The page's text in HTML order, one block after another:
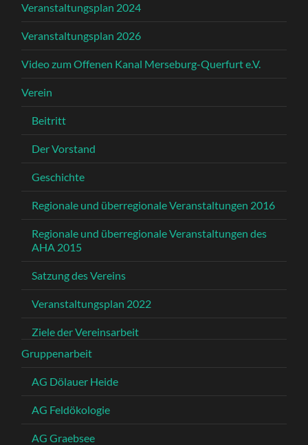
Veranstaltungsplan 2024
Veranstaltungsplan 2026
Video zum Offenen Kanal Merseburg-Querfurt e.V.
Verein
Beitritt
Der Vorstand
Geschichte
Regionale und überregionale Veranstaltungen 2016
Regionale und überregionale Veranstaltungen des
AHA 2015
Satzung des Vereins
Veranstaltungsplan 2022
Ziele der Vereinsarbeit
Gruppenarbeit
AG Dölauer Heide
AG Feldökologie
AG Graebsee